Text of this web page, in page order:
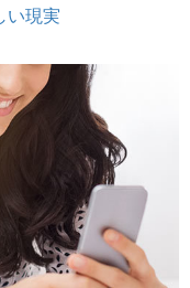
い現実